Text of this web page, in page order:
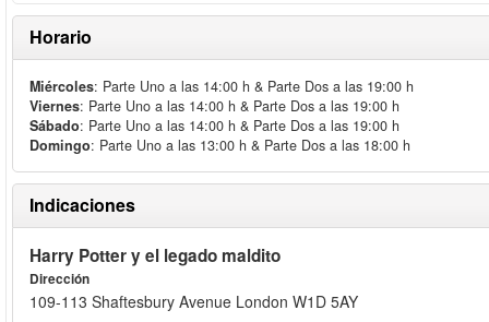
Horario
Miércoles: Parte Uno a las 14:00 h & Parte Dos a las 19:00 h
Viernes: Parte Uno a las 14:00 h & Parte Dos a las 19:00 h
Sábado: Parte Uno a las 14:00 h & Parte Dos a las 19:00 h
Domingo: Parte Uno a las 13:00 h & Parte Dos a las 18:00 h
Indicaciones
Harry Potter y el legado maldito
Dirección
109-113 Shaftesbury Avenue London W1D 5AY